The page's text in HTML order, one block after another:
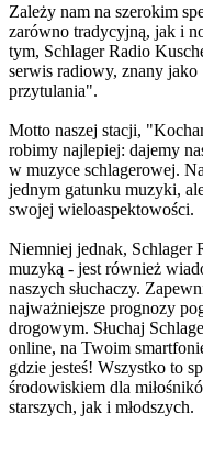
Zależy nam na szerokim
zarówno tradycyjną, jak i
tym, Schlager Radio
serwis radiowy, znany
przytulania".
Motto naszej stacji,
robimy najlepiej: dajemy
w muzyce schlagerowej.
jednym gatunku muzyki,
swojej wieloaspektowości.
Niemniej jednak, Schlager
muzyką - jest również
naszych słuchaczy.
najważniejsze prognozy
drogowym. Słuchaj
online, na Twoim
gdzie jesteś! Wszystko to
środowiskiem dla
starszych, jak i młodszych.